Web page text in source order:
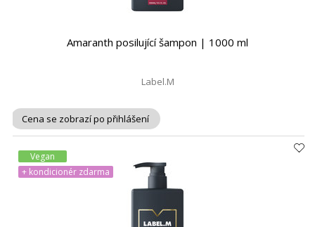
Amaranth posilující šampon | 1000 ml
Label.M
Cena se zobrazí po přihlášení
Vegan
+ kondicionér zdarma